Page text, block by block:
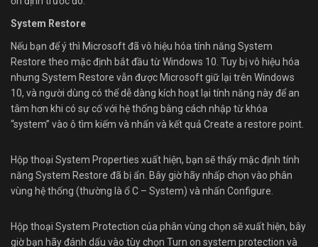
System Restore
Nếu bạn để ý thì Microsoft đã vô hiệu hóa tính năng System
Restore theo mặc định bắt đầu từ Windows 10. Tuy bị vô hiệu hóa
nhưng System Restore vẫn được Microsoft giữ lại trên Windows
10, và người dùng có thể dễ dàng kích hoạt lại tính năng này để an
tâm hơn khi có sự cố với hệ thống bằng cách nhập từ khóa
“system” vào ô tìm kiếm và nhấn và kết quả Create a restore point.
Hộp thoại System Properties xuất hiện, bạn sẽ thấy mặc định tính
năng System Restore đã bị ẩn. Bây giờ hãy nhấp chọn vào phân
vùng hệ thống (thường là ổ C – System) và nhấn Configure.
Hộp thoại System Protection của phân vùng chọn sẽ xuất hiện, bây
giờ bạn hãy đánh dấu vào tùy chọn Turn on system protection và